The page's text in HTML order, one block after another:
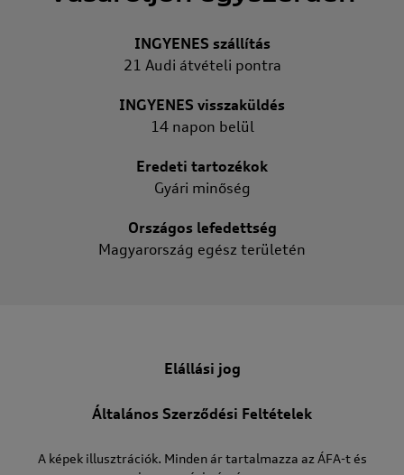
INGYENES szállítás
21 Audi átvételi pontra
INGYENES visszaküldés
14 napon belül
Eredeti tartozékok
Gyári minőség
Országos lefedettség
Magyarország egész területén
Elállási jog
Általános Szerződési Feltételek
A képek illusztrációk. Minden ár tartalmazza az ÁFA-t és